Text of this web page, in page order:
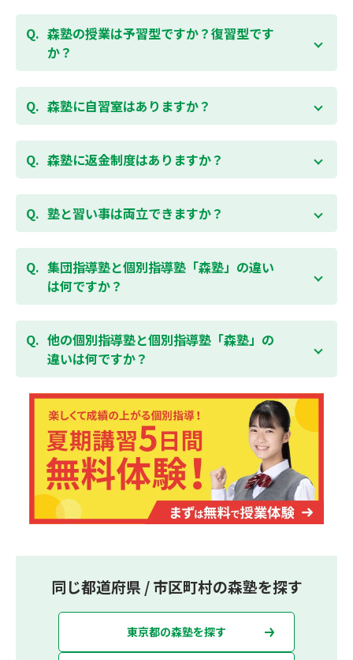
ど）も可能です。 普段忙しくてなかなか手が回らない
科目も、テスト前に集中して対策できると好評です。
「質量ともに日本一」と自負する研修制度を受け、知
識や教え方を習得した先生が、一人ひとりの能力、個
性に合わせて個別指導いたします。先生とお子様の相
性を大切にするために、相性が合わなければ先生変更
森塾の授業は予習型ですか？復習型です
か？
春期・夏期等の講習以外では森塾の授業は学校で習っ
たところを教える「復習型授業」ではなく、塾で習っ
のが楽しくなります。
勉強が楽しくなるとテストの成績が上がり、テストの
様の成績アップを目指しましょう！まずは無料授業体
験を！
無料体験はこちら
森塾に自習室はありますか？
各校舎に完備しています。
空いている時間があれば、学校の授業の予習や宿題、
森塾に返金制度はありますか？
森塾では保護者様に「安心して」入塾をご検討いただ
くために、ご入塾後4回授業を受けられるまでに入塾
「全額」を返金させていただく「返金制度」をご用意
しております。
塾と習い事は両立できますか？
森塾は個別指導ですので、時間や曜日を自由に選択す
ることができます。そのため、部活やすでにお通いの
習い事などと無理なく両立することができます。
集団指導塾と個別指導塾「森塾」の違い
は何ですか？
集団指導塾は多人数の生徒に対して授業を行う学校の
授業と似たスタイルでの指導となりますが、個別指導
塾の森塾は一人ひとりの学習スピードに合わせて個別
に指導します。
他の個別指導塾と個別指導塾「森塾」の
違いは何ですか？
個別指導塾の森塾は、「先生1人に生徒2人まで」の個
別指導で、「1科目＋20点の成績保証」が大評判の塾
です。しかも、「保護者様にも安心の授業料」で、多
くの保護者様からご好評いただいております。
同じ都道府県 / 市区町村の森塾を探す
東京都の森塾を探す